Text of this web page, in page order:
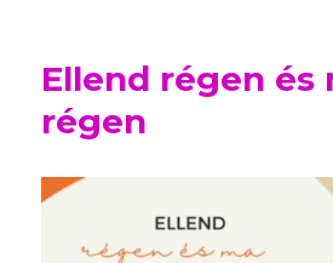
Ellend régen és
régen